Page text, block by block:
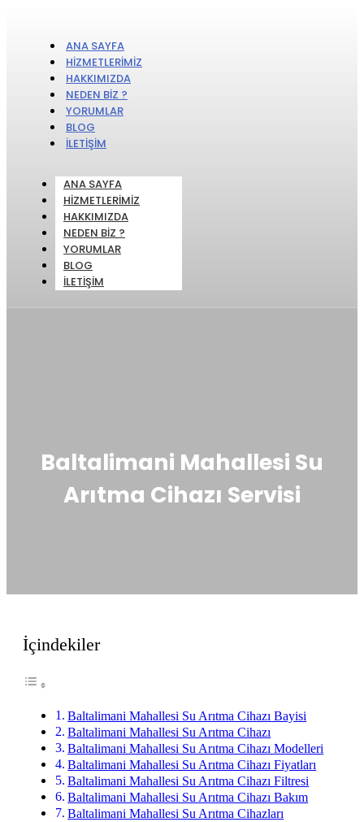
ANA SAYFA
HIZMETLERIMIZ
HAKKIMIZDA
NEDEN BIZ ?
YORUMLAR
BLOG
İLETIŞIM
ANA SAYFA
HIZMETLERIMIZ
HAKKIMIZDA
NEDEN BIZ ?
YORUMLAR
BLOG
İLETIŞIM
Baltalimani Mahallesi Su
Arıtma Cihazı Servisi
İçindekiler
Baltalimani Mahallesi Su Arıtma Cihazı Bayisi
Baltalimani Mahallesi Su Arıtma Cihazı
Baltalimani Mahallesi Su Arıtma Cihazı Modelleri
Baltalimani Mahallesi Su Arıtma Cihazı Fiyatları
Baltalimani Mahallesi Su Arıtma Cihazı Filtresi
Baltalimani Mahallesi Su Arıtma Cihazı Bakım
Baltalimani Mahallesi Su Arıtma Cihazları